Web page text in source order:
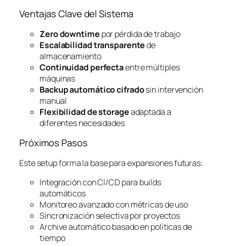
Ventajas Clave del Sistema
Zero downtime por pérdida de trabajo
Escalabilidad transparentede
almacenamiento
Continuidad perfectaentre múltiples
máquinas
Backup automático cifradosin intervención
manual
Flexibilidad de storageadaptada a
diferentes necesidades
Próximos Pasos
Este setup forma la base para expansiones futuras:
Integración con CI/CD para builds
automáticos
Monitoreo avanzado con métricas de uso
Sincronización selectiva por proyectos
Archive automático basado en políticas de
tiempo